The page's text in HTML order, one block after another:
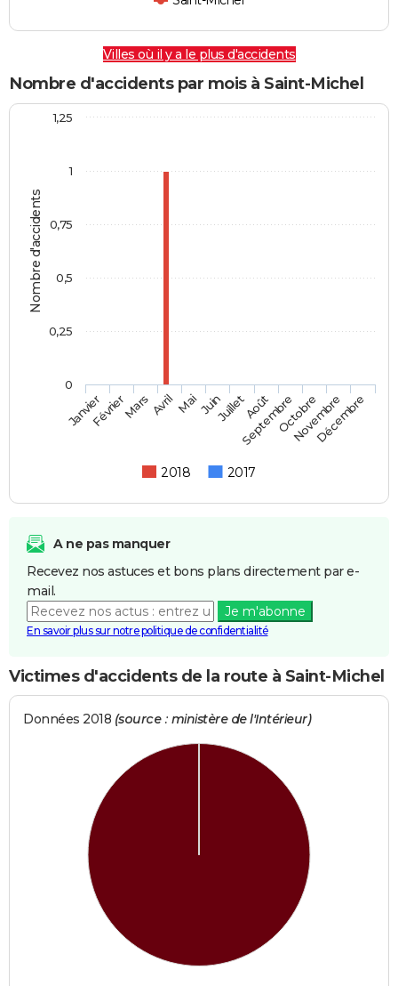
Villes où il y a le plus d'accidents
Nombre d'accidents par mois à Saint-Michel
Nombre d'accidents
2018 2017
JanvierFévrierMars AvrilMaiJuinJuilletAoût
SeptembreOctobre
Novembre
Décembre
0
1
0,25
0,5
0,75
1,25
A ne pas manquer
Recevez nos astuces et bons plans directement par e-
mail.
Je m'abonne
En savoir plus sur notre politique de confidentialité
Victimes d'accidents de la route à Saint-Michel
Données 2018 (source : ministère de l'Intérieur)